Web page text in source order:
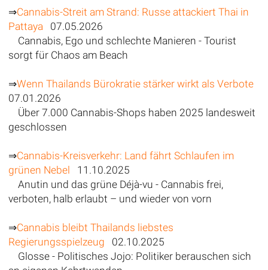
⇒Cannabis-Streit am Strand: Russe attackiert Thai in
Pattaya 07.05.2026
Cannabis, Ego und schlechte Manieren - Tourist
sorgt für Chaos am Beach
⇒Wenn Thailands Bürokratie stärker wirkt als Verbote
07.01.2026
Über 7.000 Cannabis-Shops haben 2025 landesweit
geschlossen
⇒Cannabis-Kreisverkehr: Land fährt Schlaufen im
grünen Nebel 11.10.2025
Anutin und das grüne Déjà-vu - Cannabis frei,
verboten, halb erlaubt – und wieder von vorn
⇒Cannabis bleibt Thailands liebstes
Regierungsspielzeug 02.10.2025
Glosse - Politisches Jojo: Politiker berauschen sich